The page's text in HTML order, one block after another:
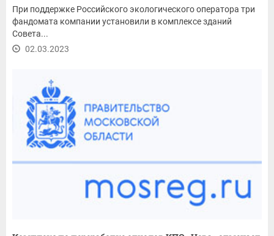
При поддержке Российского экологического оператора три
фандомата компании установили в комплексе зданий
Совета...
02.03.2023